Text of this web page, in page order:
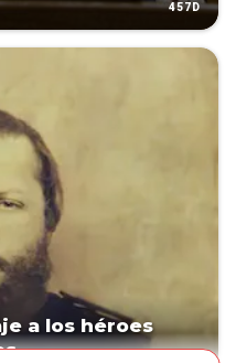
457D
a los héroes